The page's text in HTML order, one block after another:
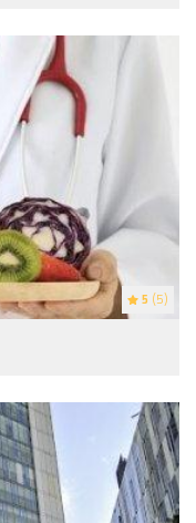
5 (5)